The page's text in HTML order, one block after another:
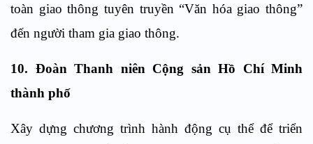
toàn giao thông tuyên truyền “Văn hóa giao thông”
đến người tham gia giao thông.
10. Đoàn Thanh niên Cộng sản Hồ Chí Minh
thành phố
Xây dựng chương trình hành động cụ thể để triển